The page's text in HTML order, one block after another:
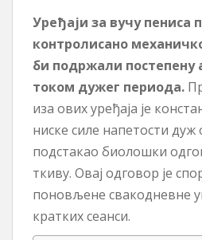
Уређаји за вучу пениса
контролисано
би подржали постепену
током дужег периода.
иза ових уређаја је
ниске силе напетости дуж
подстакао биолошки
ткиву. Овај одговор је
поновљене свакодневне
кратких сеанси.